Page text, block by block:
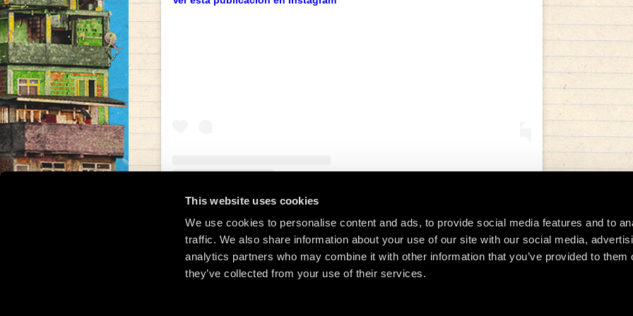
This website uses cookies
We use cookies to personalise content and ads, to provide social media features and to
traffic. We also share information about your use of our site with our social media,
analytics partners who may combine it with other information that you’ve provided to them
they’ve collected from your use of their services.
Una publicación compartida de Manu Chao (@manuchaoofficial)